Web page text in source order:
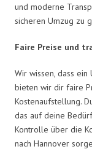
und moderne
sicheren Umzug zu
Faire Preise und
Wir wissen, dass ein
bieten wir dir faire
Kostenaufstellung.
das auf deine
Kontrolle über die
nach Hannover